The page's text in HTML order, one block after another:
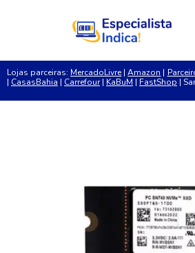
Lojas parceiras: MercadoLivre | Amazon |
| CasasBahia | Carrefour| KaBuM | FastShop |